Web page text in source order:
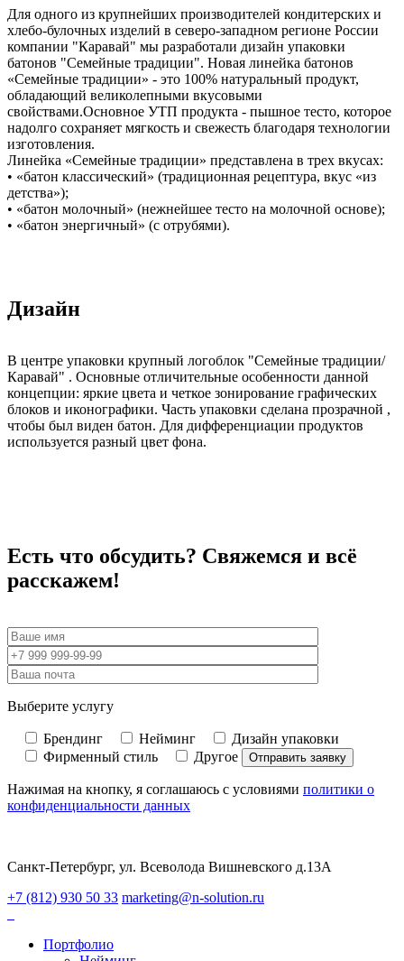
Для одного из крупнейших производителей кондитерских и
хлебо-булочных изделий в северо-западном регионе России
компании "Каравай" мы разработали дизайн упаковки
батонов "Семейные традиции". Новая линейка батонов
«Семейные традиции» - это 100% натуральный продукт,
обладающий великолепными вкусовыми
свойствами.Основное УТП продукта - пышное тесто, которое
надолго сохраняет мягкость и свежесть благодаря технологии
изготовления.
Линейка «Семейные традиции» представлена в трех вкусах:
• «батон классический» (традиционная рецептура, вкус «из
детства»);
• «батон молочный» (нежнейшее тесто на молочной основе);
• «батон энергичный» (с отрубями).
Дизайн
В центре упаковки крупный логоблок "Семейные традиции/
Каравай" . Основные отличительные особенности данной
концепции: яркие цвета и четкое зонирование графических
блоков и иконографики. Часть упаковки сделана прозрачной ,
чтобы был виден батон. Для дифференциации продуктов
используется разный цвет фона.
Есть что обсудить? Свяжемся и всё
расскажем!
Выберите услугу
Брендинг Нейминг
Дизайн упаковки
Фирменный стиль
Другое
Нажимая на кнопку, я соглашаюсь с условиями политики о
конфиденциальности данных
Санкт-Петербург, ул. Всеволода Вишневского д.13А
+7 (812) 930 50 33 marketing@n-solution.ru
Портфолио